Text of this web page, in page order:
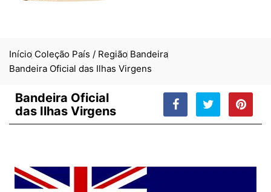
Início Coleção País / Região Bandeira
Bandeira Oficial das Ilhas Virgens
Bandeira Oficial
das Ilhas Virgens